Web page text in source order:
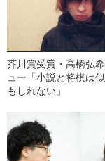
芥川賞受賞・高橋弘
ュー「小説と将棋は
もしれない」